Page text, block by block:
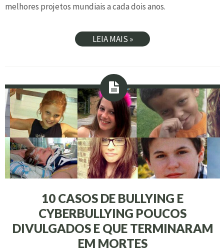
melhores projetos mundiais a cada dois anos.
LEIA MAIS »
10 CASOS DE BULLYING E
CYBERBULLYING POUCOS
DIVULGADOS E QUE TERMINARAM
EM MORTES